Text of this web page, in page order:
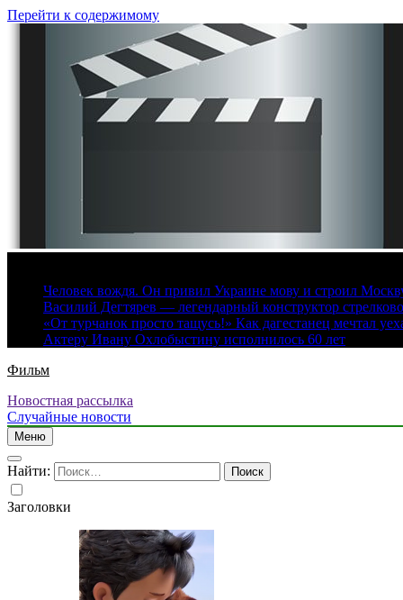
Перейти к содержимому
Человек вождя. Он привил Украине мову и строил
Василий Дегтярев — легендарный конструктор
«От турчанок просто тащусь!» Как дагестанец мечтал
Актеру Ивану Охлобыстину исполнилось 60 лет
Фильм
Новостная рассылка
Случайные новости
Меню
Найти:
Заголовки